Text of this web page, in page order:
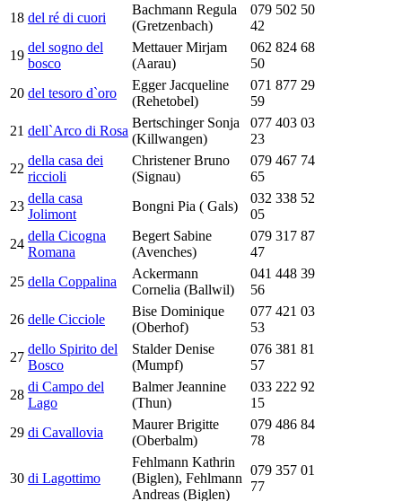
18 del ré di cuori
Bachmann Regula
(Gretzenbach)
079 502 50
42
19
del sogno del
bosco
Mettauer Mirjam
(Aarau)
062 824 68
50
20 del tesoro d`oro
Egger Jacqueline
(Rehetobel)
071 877 29
59
21 dell`Arco di Rosa
Bertschinger Sonja
(Killwangen)
077 403 03
23
22
della casa dei
riccioli
Christener Bruno
(Signau)
079 467 74
65
23
della casa
Jolimont
Bongni Pia ( Gals)
032 338 52
05
24
della Cicogna
Romana
Begert Sabine
(Avenches)
079 317 87
47
25 della Coppalina
Ackermann
Cornelia (Ballwil)
041 448 39
56
26 delle Cicciole
Bise Dominique
(Oberhof)
077 421 03
53
27
dello Spirito del
Bosco
Stalder Denise
(Mumpf)
076 381 81
57
28
di Campo del
Lago
Balmer Jeannine
(Thun)
033 222 92
15
29 di Cavallovia
Maurer Brigitte
(Oberbalm)
079 486 84
78
30 di Lagottimo
Fehlmann Kathrin
(Biglen), Fehlmann
Andreas (Biglen)
079 357 01
77